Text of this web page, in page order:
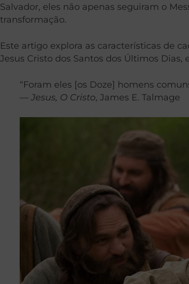
Salvador, eles não apenas seguiram o
transformação.
Este artigo explora as características de
Jesus Cristo dos Santos dos Últimos
“Foram eles [os Doze] homens
—Jesus, O Cristo, James E. Talmage